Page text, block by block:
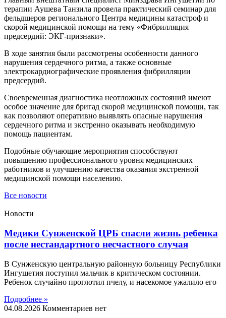
терапии Аушева Танзила провела практический семинар для
фельдшеров регионального Центра медицины катастроф и
скорой медицинской помощи на тему «Фибрилляция
предсердий: ЭКГ-признаки».
В ходе занятия были рассмотрены особенности данного
нарушения сердечного ритма, а также основные
электрокардиографические проявления фибрилляции
предсердий.
Своевременная диагностика неотложных состояний имеют
особое значение для бригад скорой медицинской помощи, так
как позволяют оперативно выявлять опасные нарушения
сердечного ритма и экстренно оказывать необходимую
помощь пациентам.
Подобные обучающие мероприятия способствуют
повышению профессионального уровня медицинских
работников и улучшению качества оказания экстренной
медицинской помощи населению.
Все новости
Новости
Медики Сунженской ЦРБ спасли жизнь ребенка
после нестандартного несчастного случая
В Сунженскую центральную районную больницу Республики
Ингушетия поступил мальчик в критическом состоянии.
Ребенок случайно проглотил пчелу, и насекомое ужалило его
Подробнее »
04.08.2026 Комментариев нет